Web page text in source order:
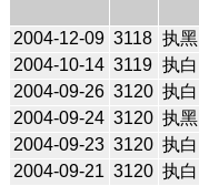
2004-12-09 3118 执黑
2004-10-14 3119 执白
2004-09-26 3120 执白
2004-09-24 3120 执黑
2004-09-23 3120 执白
2004-09-21 3120 执白